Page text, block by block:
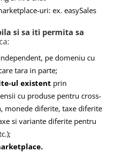
uri: ex. easySales
si sa iti permita sa
pe domeniu cu
tara in parte;
ul existent prin
cu produse pentru cross-
monede diferite, taxe diferite
si variante diferite pentru